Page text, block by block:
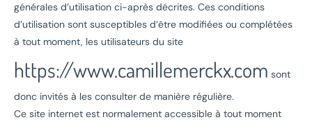
générales d’utilisation ci-après décrites. Ces conditions
d’utilisation sont susceptibles d’être modifiées ou complétées
à tout moment, les utilisateurs du site
https://www.camillemerckx.com sont
donc invités à les consulter de manière régulière.
Ce site internet est normalement accessible à tout moment